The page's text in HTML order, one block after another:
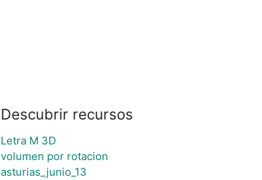
Descubrir recursos
Letra M 3D
volumen por rotacion
asturias_junio_13